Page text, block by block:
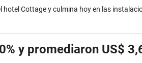
hotel Cottage y culmina hoy en las
y promediaron US$